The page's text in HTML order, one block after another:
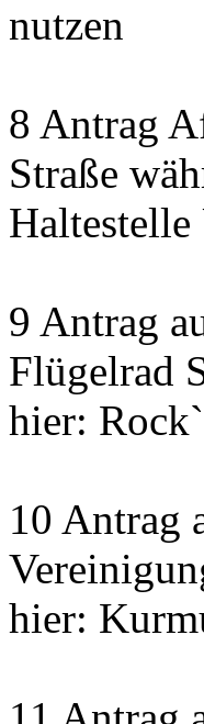
nutzen
8 Antrag
Straße
9 Antrag
Flügelrad
hier:
10 Antrag
hier: